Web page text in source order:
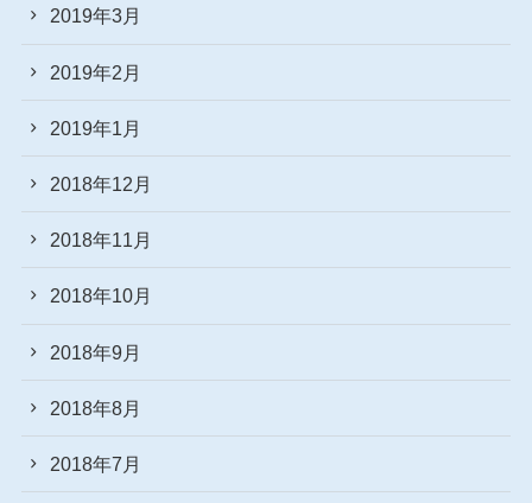
2019年3月
2019年2月
2019年1月
2018年12月
2018年11月
2018年10月
2018年9月
2018年8月
2018年7月